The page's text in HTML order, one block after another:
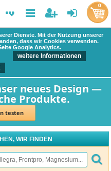
Dienste. Mit der Nutzung unserer
dass wir Cookies verwenden.
Google Analytics.
weitere Informationen
neues Design —
Produkte.
testen
0
WIR FINDEN